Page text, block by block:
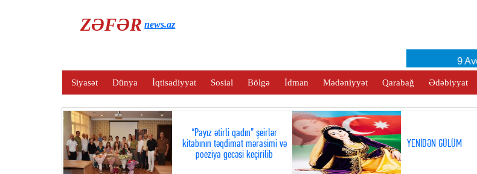
ZƏFƏRnews.az
Siyasət Dünya İqtisadiyyat Sosial Bölgə İdman Mədəniyyət Qarabağ Ədəbiyyat
“Payız ətirli qadın” şeirlər
kitabının təqdimat mərasimi və
poeziya gecəsi keçirilib
YENİDƏN GÜLÜM